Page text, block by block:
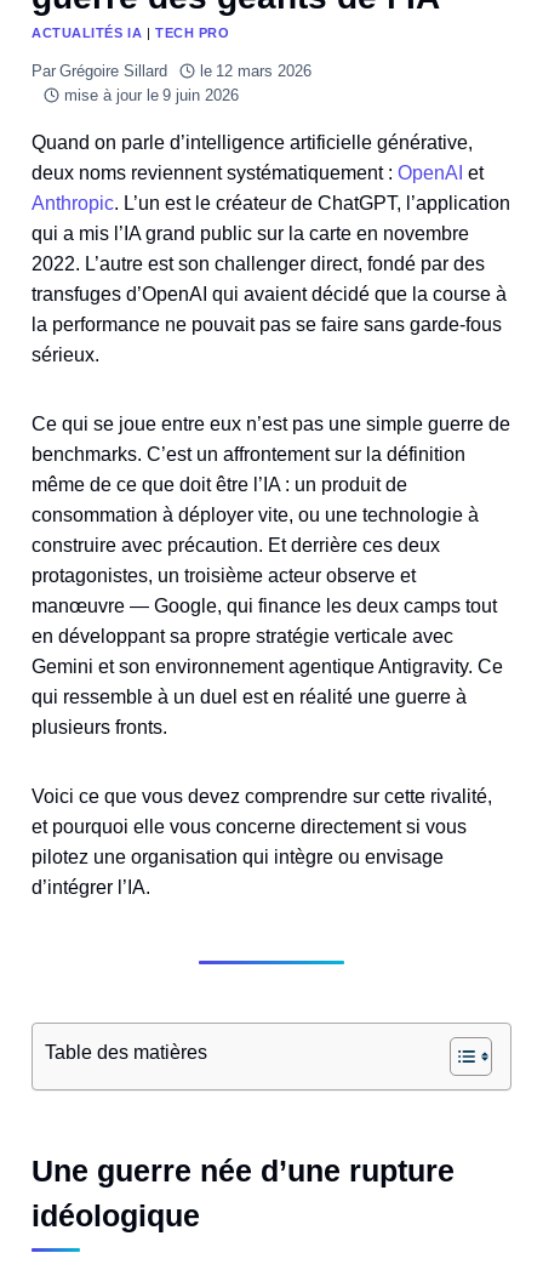
ACTUALITÉS IA | TECH PRO
Par Grégoire Sillard le 12 mars 2026
mise à jour le 9 juin 2026
Quand on parle d’intelligence artificielle générative,
deux noms reviennent systématiquement : OpenAI et
Anthropic. L’un est le créateur de ChatGPT, l’application
qui a mis l’IA grand public sur la carte en novembre
2022. L’autre est son challenger direct, fondé par des
transfuges d’OpenAI qui avaient décidé que la course à
la performance ne pouvait pas se faire sans garde-fous
sérieux.
Ce qui se joue entre eux n’est pas une simple guerre de
benchmarks. C’est un affrontement sur la définition
même de ce que doit être l’IA : un produit de
consommation à déployer vite, ou une technologie à
construire avec précaution. Et derrière ces deux
protagonistes, un troisième acteur observe et
manœuvre — Google, qui finance les deux camps tout
en développant sa propre stratégie verticale avec
Gemini et son environnement agentique Antigravity. Ce
qui ressemble à un duel est en réalité une guerre à
plusieurs fronts.
Voici ce que vous devez comprendre sur cette rivalité,
et pourquoi elle vous concerne directement si vous
pilotez une organisation qui intègre ou envisage
d’intégrer l’IA.
Table des matières
Une guerre née d’une rupture
idéologique